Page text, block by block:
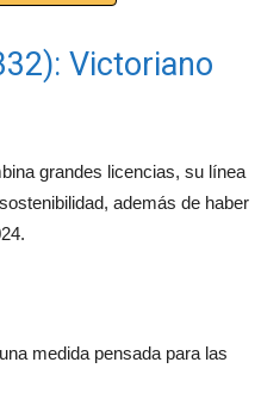
Victoriano
grandes licencias, su línea
además de haber
medida pensada para las